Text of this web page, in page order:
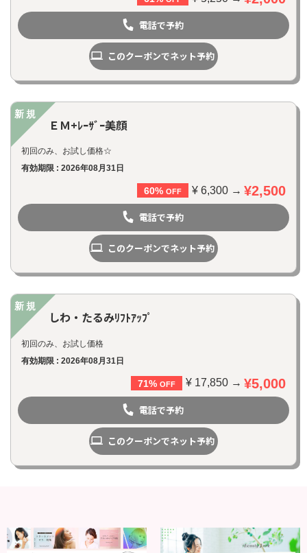
ネイルカタログ
お問い合わせ
電話で予約
このクーポンでネット予約
新規
ＥＭ+ﾚｰｻﾞｰ美顔
初回のみ、お試し価格☆
有効期限 : 2026年08月31日
60% OFF ¥ 6,300 → ¥2,500
電話で予約
このクーポンでネット予約
新規
しわ・たるみﾘﾌﾄｱｯﾌﾟ
初回のみ、お試し価格
有効期限 : 2026年08月31日
71% OFF ¥ 17,850 → ¥5,000
電話で予約
このクーポンでネット予約